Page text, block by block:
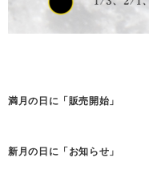
満月の日に「販売開始」
新月の日に「お知らせ」